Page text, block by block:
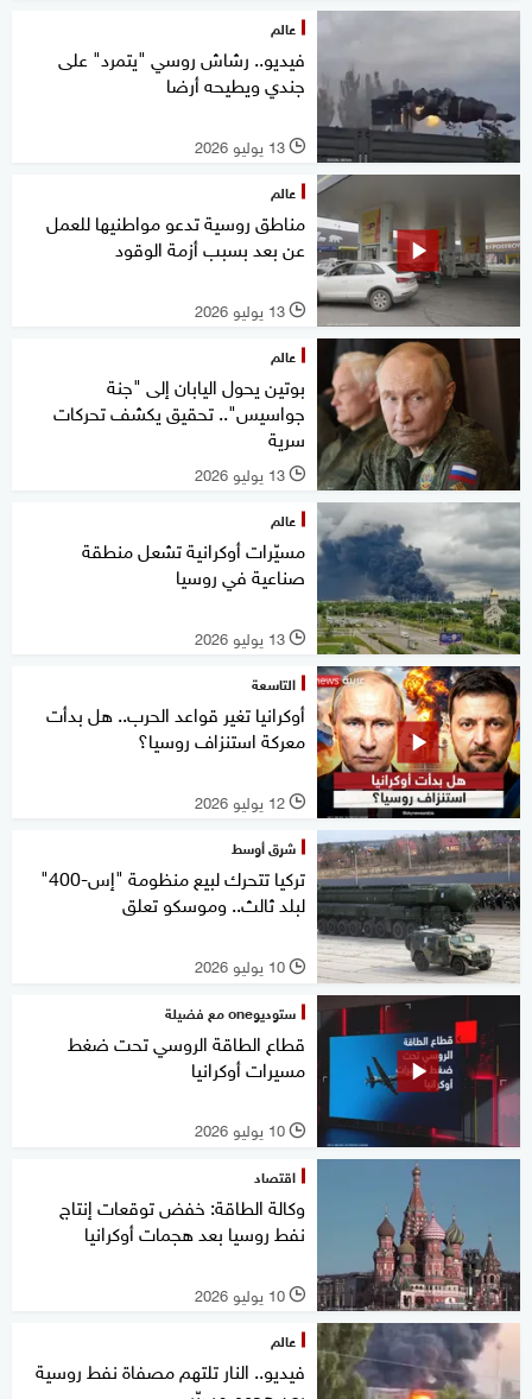
عالم
فيديو.. رشاش روسي "يتمرد" على
جندي ويطيحه أرضا
l 13 يوليو 2026
عالم
مناطق روسية تدعو مواطنيها للعمل
عن بعد بسبب أزمة الوقود
l 13 يوليو 2026
عالم
بوتين يحول اليابان إلى "جنة
جواسيس".. تحقيق يكشف تحركات
سرية
l 13 يوليو 2026
عالم
مسيّرات أوكرانية تشعل منطقة
صناعية في روسيا
l 13 يوليو 2026
التاسعة
أوكرانيا تغير قواعد الحرب.. هل بدأت
معركة استنزاف روسيا؟
l 12 يوليو 2026
شرق أوسط
تركيا تتحرك لبيع منظومة "إس-400"
لبلد ثالث.. وموسكو تعلق
l 10 يوليو 2026
ستوديوone مع فضيلة
قطاع الطاقة الروسي تحت ضغط
مسيرات أوكرانيا
l 10 يوليو 2026
اقتصاد
وكالة الطاقة: خفض توقعات إنتاج
نفط روسيا بعد هجمات أوكرانيا
l 10 يوليو 2026
عالم
فيديو.. النار تلتهم مصفاة نفط روسية